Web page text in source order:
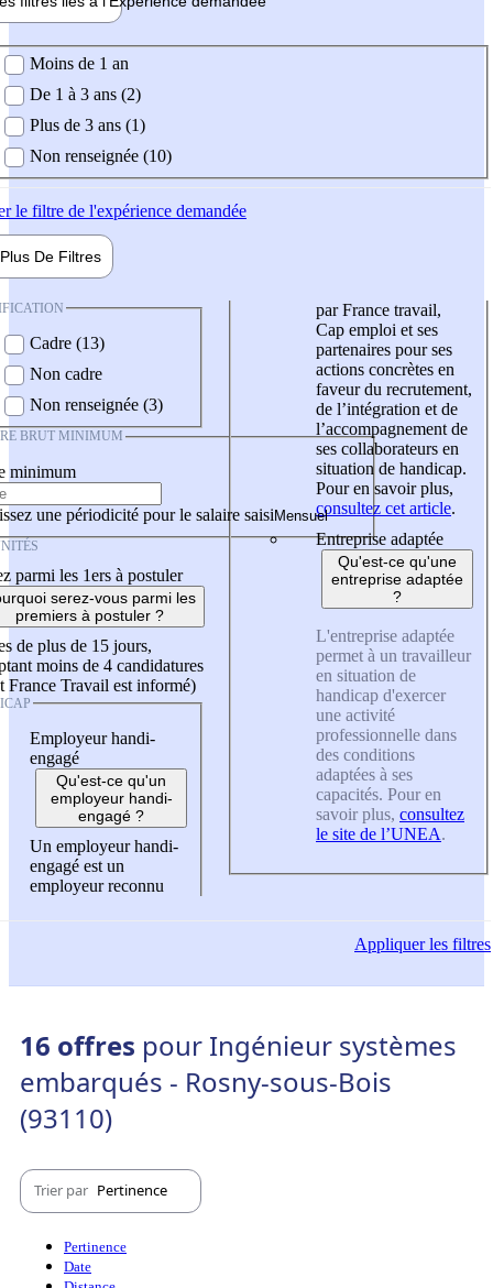
demandée
Moins de 1 an
De 1 à 3 ans (2)
Plus de 3 ans (1)
Non renseignée (10)
le filtre de l'expérience demandée
Plus De Filtres
Cadre (13)
Non cadre
Non renseignée (3)
BRUT MINIMUM
minimum
une périodicité pour le salaire saisi
parmi les 1ers à postuler
serez-vous parmi les
premiers à postuler ?
de plus de 15 jours,
moins de 4 candidatures
France Travail est informé)
Employeur handi-
engagé
Qu'est-ce qu'un
employeur handi-
engagé ?
Un employeur handi-
engagé est un
employeur reconnu
par France travail,
Cap emploi et ses
partenaires pour ses
actions concrètes en
faveur du recrutement,
de l’intégration et de
l’accompagnement de
ses collaborateurs en
situation de handicap.
Pour en savoir plus,
consultez cet article.
Entreprise adaptée
Qu'est-ce qu'une
entreprise adaptée
?
L'entreprise adaptée
permet à un travailleur
en situation de
handicap d'exercer
une activité
professionnelle dans
des conditions
adaptées à ses
capacités. Pour en
savoir plus, consultez
le site de l’UNEA.
Appliquerles filtres
16 offres pour Ingénieur systèmes
embarqués - Rosny-sous-Bois
(93110)
Trier par Pertinence
Pertinence
Date